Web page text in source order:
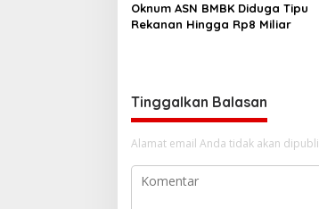
Oknum ASN BMBK Diduga Tipu
Rekanan Hingga Rp8 Miliar
Tinggalkan Balasan
Alamat email Anda tidak akan